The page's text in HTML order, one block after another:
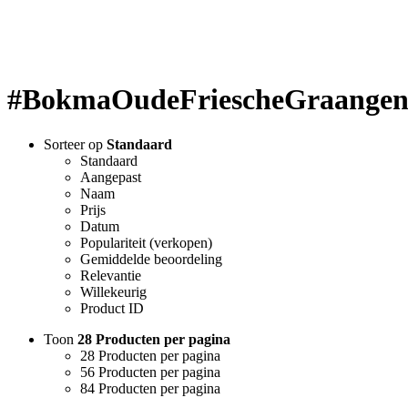
Sorteer op Standaard
Standaard
Aangepast
Naam
Prijs
Datum
Populariteit (verkopen)
Gemiddelde beoordeling
Relevantie
Willekeurig
Product ID
Toon 28 Producten per pagina
28 Producten per pagina
56 Producten per pagina
84 Producten per pagina